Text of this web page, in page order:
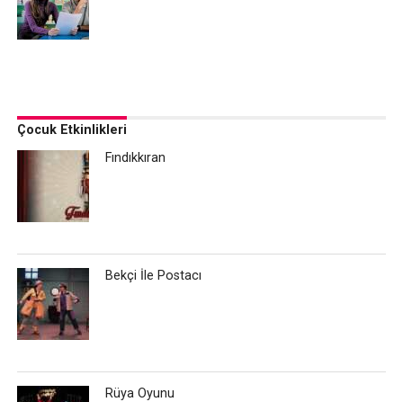
Çocuk Etkinlikleri
Fındıkkıran
Bekçi İle Postacı
Rüya Oyunu